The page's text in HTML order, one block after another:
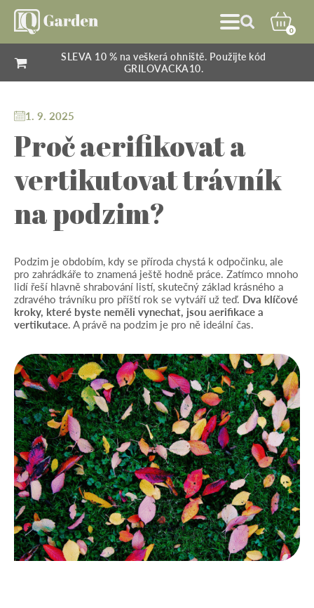
0
SLEVA 10 % na veškerá ohniště. Použijte kód
GRILOVACKA10.
1. 9. 2025
Proč aerifikovat a
vertikutovat trávník
na podzim?
Podzim je obdobím, kdy se příroda chystá k odpočinku, ale
pro zahrádkáře to znamená ještě hodně práce. Zatímco mnoho
lidí řeší hlavně shrabování listí, skutečný základ krásného a
zdravého trávníku pro příští rok se vytváří už teď. Dva klíčové
kroky, které byste neměli vynechat, jsou aerifikace a
vertikutace. A právě na podzim je pro ně ideální čas.